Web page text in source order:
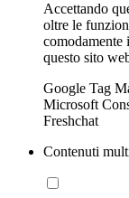
Accettando
oltre le
comodamente
questo sito
Google Tag
Microsoft
Freshchat
Contenuti